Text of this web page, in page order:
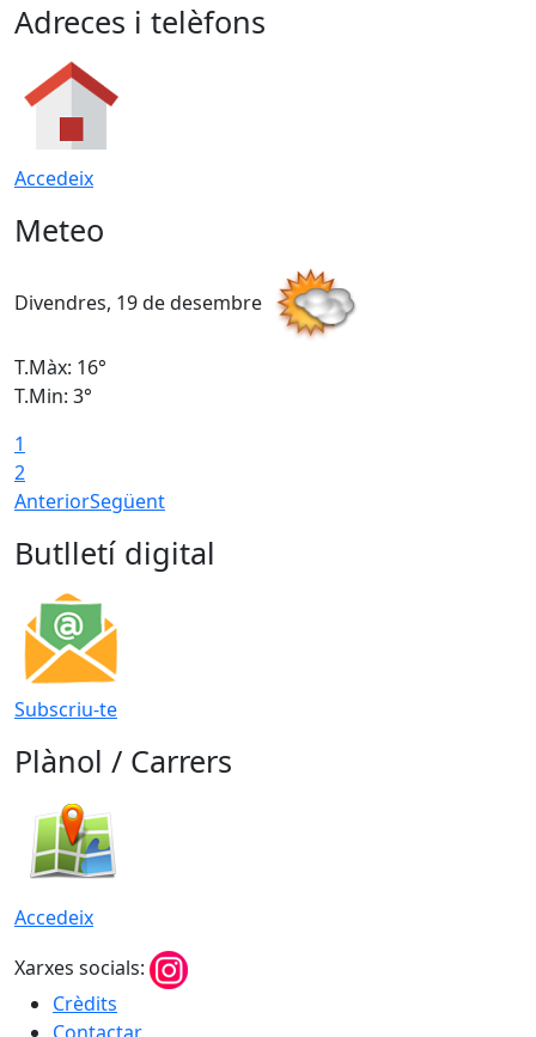
Adreces i telèfons
Accedeix
Meteo
Divendres, 19 de desembre
T.Màx: 16°
T.Min: 3°
1
2
AnteriorSegüent
Butlletí digital
Subscriu-te
Plànol / Carrers
Accedeix
Xarxes socials:
Crèdits